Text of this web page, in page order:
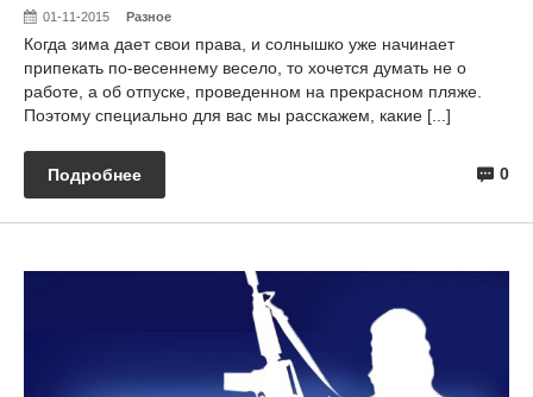
01-11-2015 Разное
Когда зима дает свои права, и солнышко уже начинает
припекать по-весеннему весело, то хочется думать не о
работе, а об отпуске, проведенном на прекрасном пляже.
Поэтому специально для вас мы расскажем, какие [...]
0
Подробнее